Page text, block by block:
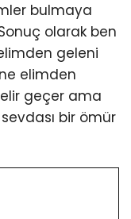
bulmaya
olarak ben
geleni
elimden
geçer ama
bir ömür